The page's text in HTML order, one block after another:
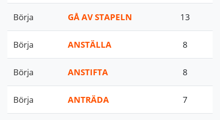
Börja GÅ AV STAPELN 13
Börja ANSTÄLLA 8
Börja ANSTIFTA 8
Börja ANTRÄDA 7